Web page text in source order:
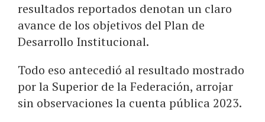
resultados reportados denotan un claro
avance de los objetivos del Plan de
Desarrollo Institucional.
Todo eso antecedió al resultado mostrado
por la Superior de la Federación, arrojar
sin observaciones la cuenta pública 2023.